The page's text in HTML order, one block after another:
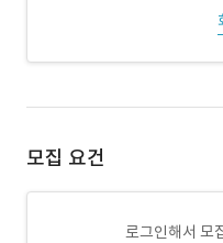
모집 요건
로그인해서 모